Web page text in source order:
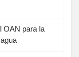
OAN para la